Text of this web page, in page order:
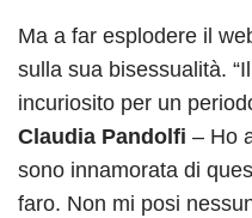
Ma a far esplodere il
sulla sua bisessualità.
incuriosito per un
Claudia Pandolfi – Ho
sono innamorata di
faro. Non mi posi